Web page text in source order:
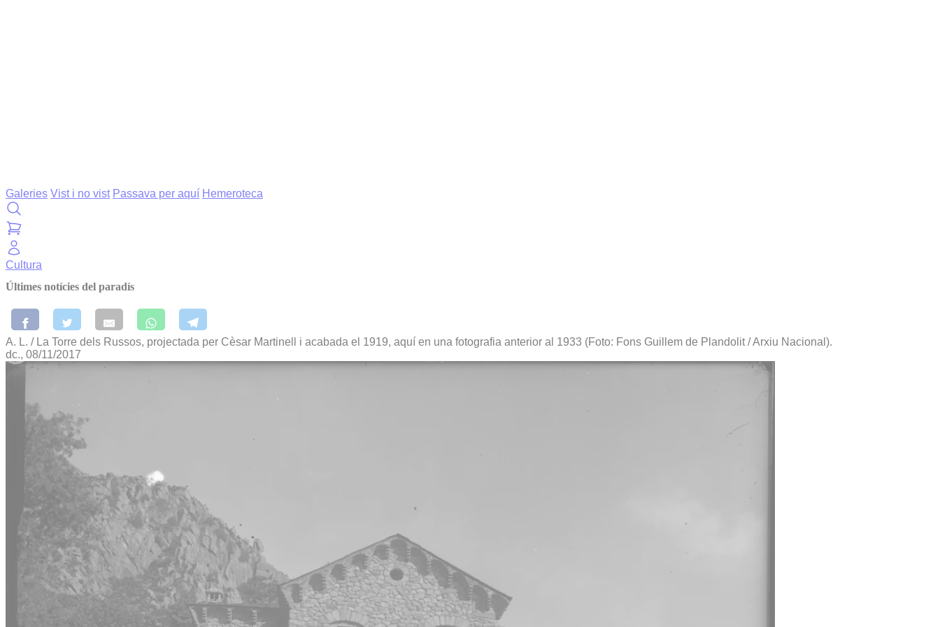
Galeries Vist i no vist Passava per aquí Hemeroteca
Cultura
Últimes notícies del paradís
A. L. / La Torre dels Russos, projectada per Cèsar Martinell i acabada el 1919, aquí en una fotografia anterior al 1933 (Foto: Fons Guillem de Plandolit / Arxiu Nacional).
dc., 08/11/2017